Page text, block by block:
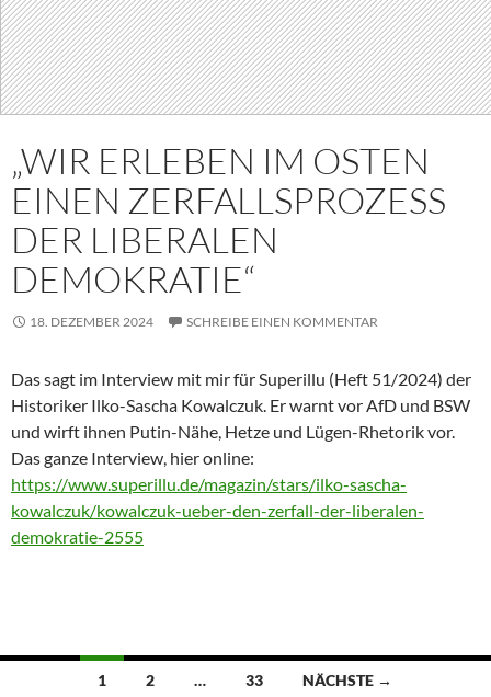
„WIR ERLEBEN IM OSTEN
EINEN ZERFALLSPROZESS
DER LIBERALEN
DEMOKRATIE“
18. DEZEMBER 2024 SCHREIBE EINEN KOMMENTAR
Das sagt im Interview mit mir für Superillu (Heft 51/2024) der
Historiker Ilko-Sascha Kowalczuk. Er warnt vor AfD und BSW
und wirft ihnen Putin-Nähe, Hetze und Lügen-Rhetorik vor.
Das ganze Interview, hier online:
https://www.superillu.de/magazin/stars/ilko-sascha-
kowalczuk/kowalczuk-ueber-den-zerfall-der-liberalen-
demokratie-2555
Beitragsnavigation
1 2 … 33 NÄCHSTE →